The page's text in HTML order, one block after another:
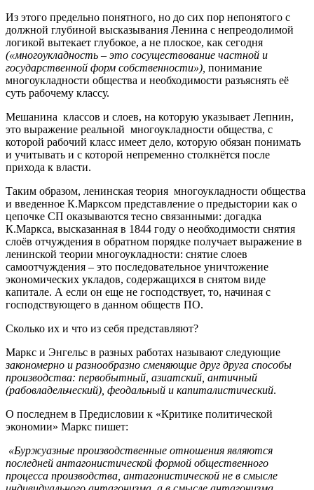
Из этого предельно понятного, но до сих пор непонятого с
должной глубиной высказывания Ленина с непреодолимой
логикой вытекает глубокое, а не плоское, как сегодня
(«многоукладность – это сосуществование частной и
государственной форм собственности»), понимание
многоукладности общества и необходимости разъяснять её
суть рабочему классу.
Мешанина классов и слоев, на которую указывает Лепнин,
это выражение реальной многоукладности общества, с
которой рабочий класс имеет дело, которую обязан понимать
и учитывать и с которой непременно столкнётся после
прихода к власти.
Таким образом, ленинская теория многоукладности общества
и введенное К.Марксом представление о предыстории как о
цепочке СП оказываются тесно связанными: догадка
К.Маркса, высказанная в 1844 году о необходимости снятия
слоёв отчуждения в обратном порядке получает выражение в
ленинской теории многоукладности: снятие слоев
самоотчуждения – это последовательное уничтожение
экономических укладов, содержащихся в снятом виде
капитале. А если он еще не господствует, то, начиная с
господствующего в данном обществ ПО.
Сколько их и что из себя представляют?
Маркс и Энгельс в разных работах называют следующие
закономерно и разнообразно сменяющие друг друга способы
производства: первобытный, азиатский, античный
(рабовладельческий), феодальный и капиталистический.
О последнем в Предисловии к «Критике политической
экономии» Маркс пишет:
«Буржуазные производственные отношения являются
последней антагонистической формой общественного
процесса производства, антагонистической не в смысле